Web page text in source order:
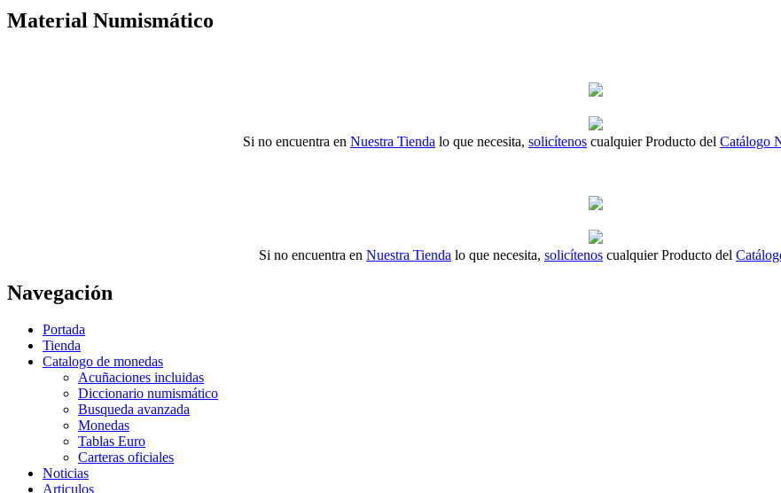
Material Numismático
Si no encuentra en Nuestra Tienda lo que necesita, solicítenos cualquier Producto del Catálogo
Si no encuentra en Nuestra Tienda lo que necesita, solicítenos cualquier Producto del
Navegación
Portada
Tienda
Catalogo de monedas
Acuñaciones incluidas
Diccionario numismático
Busqueda avanzada
Monedas
Tablas Euro
Carteras oficiales
Noticias
Articulos